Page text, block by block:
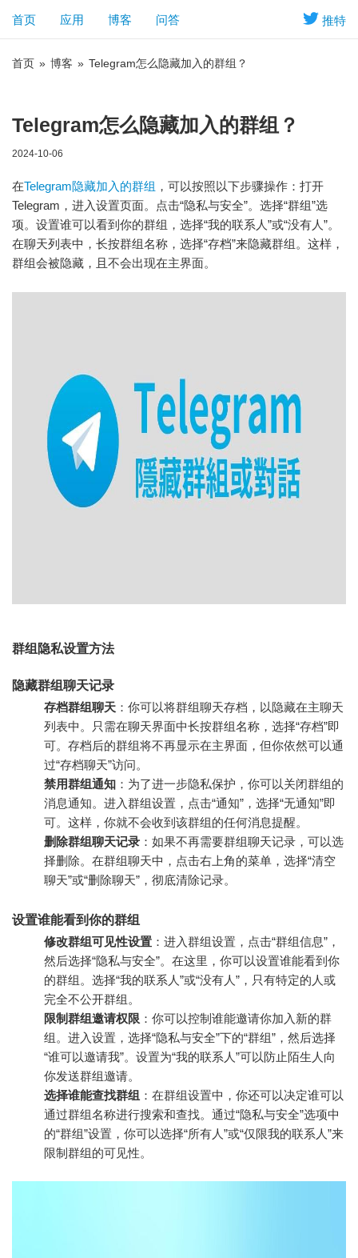
推特
首页 应用 博客 问答
首页 » 博客 » Telegram怎么隐藏加入的群组？
Telegram怎么隐藏加入的群组？
2024-10-06
在Telegram隐藏加入的群组 ，可以按照以下步骤操作：打开
Telegram，进入设置页面。点击“隐私与安全”。选择“群组”选
项。设置谁可以看到你的群组，选择“我的联系人”或“没有人”。
在聊天列表中，长按群组名称，选择“存档”来隐藏群组。这样，
群组会被隐藏，且不会出现在主界面。
群组隐私设置方法
隐藏群组聊天记录
存档群组聊天 ：你可以将群组聊天存档，以隐藏在主聊天
列表中。只需在聊天界面中长按群组名称，选择“存档”即
可。存档后的群组将不再显示在主界面，但你依然可以通
过“存档聊天”访问。
禁用群组通知 ：为了进一步隐私保护，你可以关闭群组的
消息通知。进入群组设置，点击“通知”，选择“无通知”即
可。这样，你就不会收到该群组的任何消息提醒。
删除群组聊天记录 ：如果不再需要群组聊天记录，可以选
择删除。在群组聊天中，点击右上角的菜单，选择“清空
聊天”或“删除聊天”，彻底清除记录。
设置谁能看到你的群组
修改群组可见性设置 ：进入群组设置，点击“群组信息”，
然后选择“隐私与安全”。在这里，你可以设置谁能看到你
的群组。选择“我的联系人”或“没有人”，只有特定的人或
完全不公开群组。
限制群组邀请权限 ：你可以控制谁能邀请你加入新的群
组。进入设置，选择“隐私与安全”下的“群组”，然后选择
“谁可以邀请我”。设置为“我的联系人”可以防止陌生人向
你发送群组邀请。
选择谁能查找群组 ：在群组设置中，你还可以决定谁可以
通过群组名称进行搜索和查找。通过“隐私与安全”选项中
的“群组”设置，你可以选择“所有人”或“仅限我的联系人”来
限制群组的可见性。